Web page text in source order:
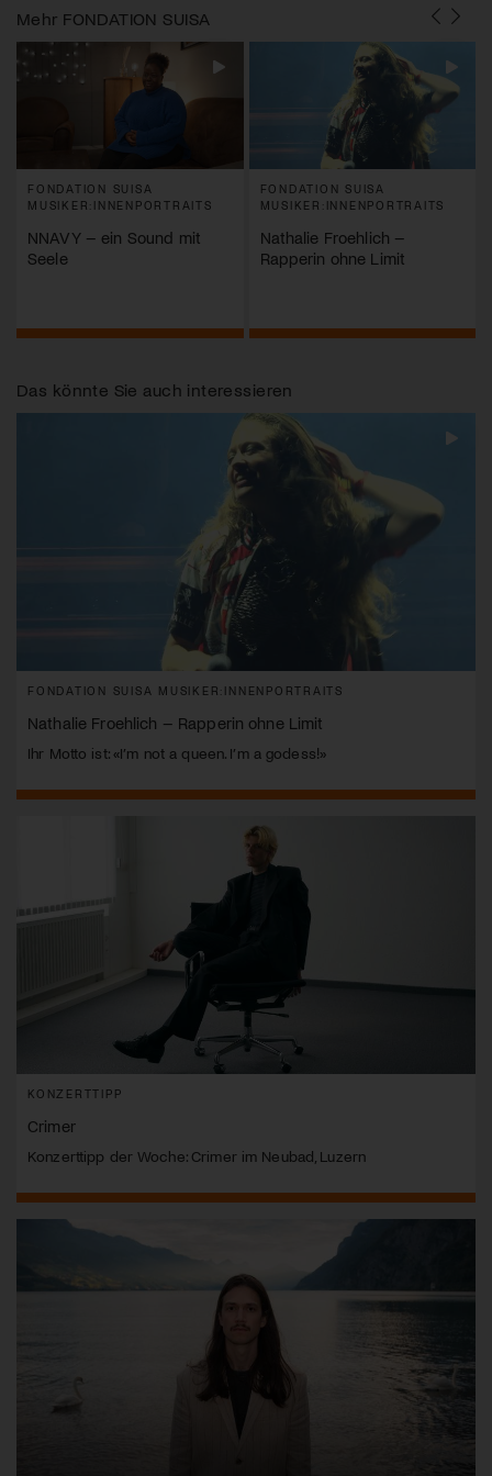
Mehr FONDATION SUISA
FONDATION SUISA
MUSIKER:INNENPORTRAITS
NNAVY – ein Sound mit
Seele
FONDATION SUISA
MUSIKER:INNENPORTRAITS
Nathalie Froehlich –
Rapperin ohne Limit
Das könnte Sie auch interessieren
FONDATION SUISA MUSIKER:INNENPORTRAITS
Nathalie Froehlich – Rapperin ohne Limit
Ihr Motto ist: «I’m not a queen. I’m a godess!»
KONZERTTIPP
Crimer
Konzerttipp der Woche: Crimer im Neubad, Luzern